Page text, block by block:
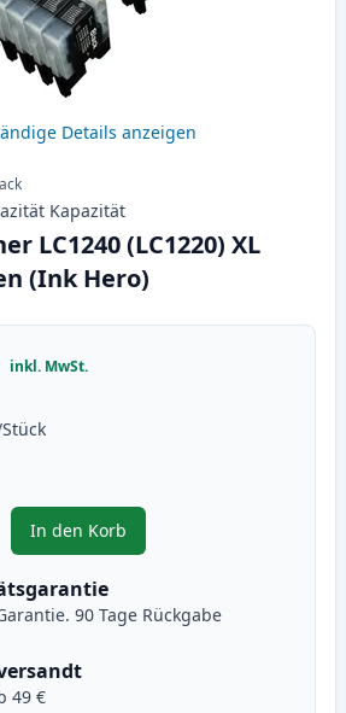
Details anzeigen
Kapazität
LC1240 (LC1220) XL
(Ink Hero)
inkl. MwSt.
Tasten, um anzupassen
In den Korb
, 14 stück Brother LC1240
90 Tage Rückgabe
49 €